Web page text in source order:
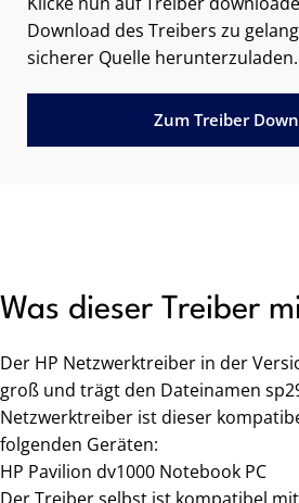
Download des Treibers zu
sicherer Quelle herunterzuladen.
Zum Treiber
Was dieser Treiber
Der HP Netzwerktreiber in der
groß und trägt den Dateinamen
Netzwerktreiber ist dieser
folgenden Geräten:
HP Pavilion dv1000 Notebook PC